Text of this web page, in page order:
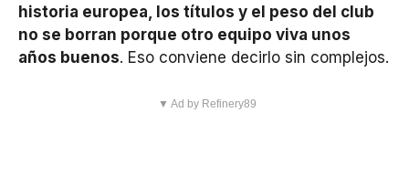
historia europea, los títulos y el peso del club
no se borran porque otro equipo viva unos
años buenos. Eso conviene decirlo sin complejos.
▼ Ad by Refinery89